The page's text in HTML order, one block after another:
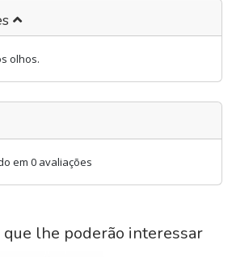
olhos.
em 0 avaliações
lhe poderão interessar